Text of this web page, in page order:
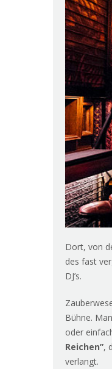
Dort, von
des fast
DJ’s.
Bühne.
oder
Reichen”,
verlangt.